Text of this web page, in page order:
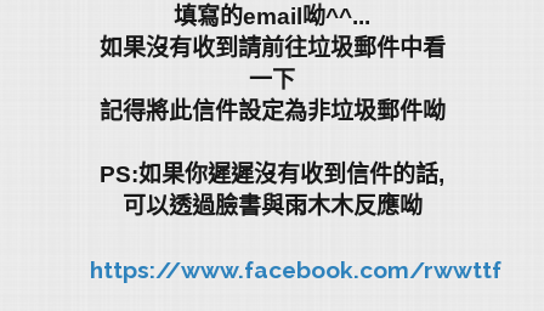
填寫的email呦^^...
如果沒有收到請前往垃圾郵件中看
一下
記得將此信件設定為非垃圾郵件呦
PS:如果你遲遲沒有收到信件的話,
可以透過臉書與雨木木反應呦
https://www.facebook.com/rwwttf